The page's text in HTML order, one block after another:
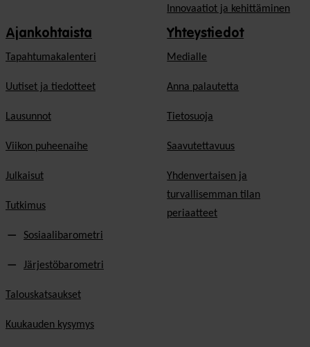
Innovaatiot ja kehittäminen
Ajankohtaista
Tapahtumakalenteri
Uutiset ja tiedotteet
Lausunnot
Viikon puheenaihe
Julkaisut
Tutkimus
Sosiaalibarometri
Järjestöbarometri
Talouskatsaukset
Kuukauden kysymys
Yhteystiedot
Medialle
Anna palautetta
Tietosuoja
Saavutettavuus
Yhdenvertaisen ja
turvallisemman tilan
periaatteet